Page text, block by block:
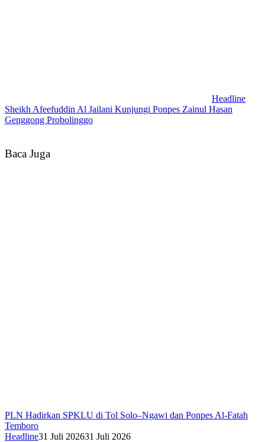
Headline
Sheikh Afeefuddin Al Jailani Kunjungi Ponpes Zainul Hasan
Genggong Probolinggo
Baca Juga
PLN Hadirkan SPKLU di Tol Solo–Ngawi dan Ponpes Al-Fatah
Temboro
Headline31 Juli 202631 Juli 2026